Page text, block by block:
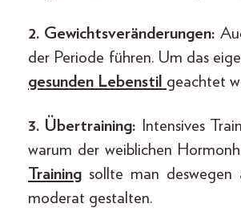
2. Gewichtsveränderungen:
der Periode führen. Um das
gesunden Lebenstil geachtet
3. Übertraining: Intensives
warum der weiblichen
Training sollte man deswegen
moderat gestalten.